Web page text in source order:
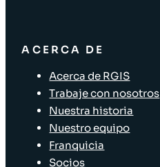
ACERCA DE
Acerca de RGIS
Trabaje con nosotros
Nuestra historia
Nuestro equipo
Franquicia
Socios